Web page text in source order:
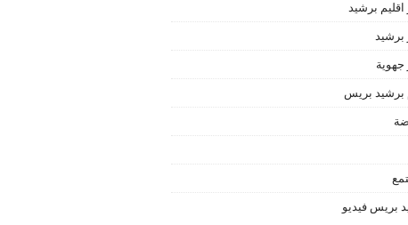
اقليم برشيد
برشيد
جهوية
برشيد بريس
بريس فيديو